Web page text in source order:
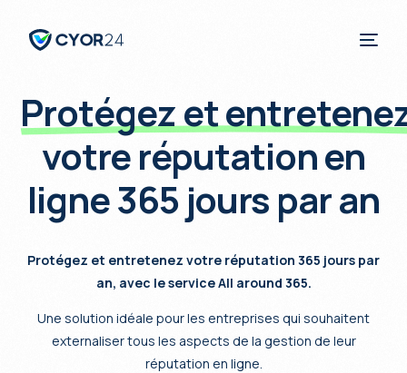
Protégez et
votre réputation en
ligne 365 jours par an
Protégez et entretenez votre réputation 365 jours par
an, avec le service All around 365.
Une solution idéale pour les entreprises qui souhaitent
externaliser tous les aspects de la gestion de leur
réputation en ligne.
Français